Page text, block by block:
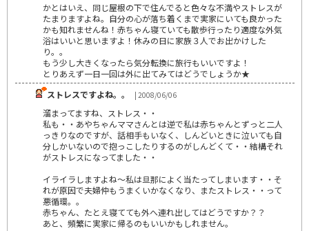
かとはいえ、同じ屋根の下で住んでると色々な不満やストレスが
たまりますよね。自分の心が落ち着くまで実家にいても良かった
かも知れませんね！赤ちゃん寝ていても散歩行ったり適度な外気
浴はいいと思いますよ！休みの日に家族３人でお出かけした
り。。
もう少し大きくなったら気分転換に旅行もいいですよ！
とりあえず一日一回は外に出てみてはどうでしょうか★
ストレスですよね。。
| 2008/06/06
溜まってますね、ストレス・・
私も・・あやちゃんママさんとは逆で私は赤ちゃんとずっと二人
っきりなのですが、話相手もいなく、しんどいときに泣いても自
分しかいないので抱っこしたりするのがしんどくて・・結構それ
がストレスになってました・・
イライラしますよね～私は旦那によく当たってしまいます・・そ
れが原因で夫婦仲もうまくいかなくなり、またストレス・・って
悪循環。。
赤ちゃん、たとえ寝てても外へ連れ出してはどうですか？？
あと、頻繁に実家に帰るのもいいかもしれません。